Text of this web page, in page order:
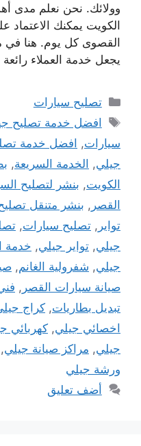
وولائك. نحن نعلم مدى
الكويت يمكنك الاعتماد
القصوى كل يوم. هنا في
يجعل خدمة العملاء
التصنيفات
تصليح سيارات
الوسوم
افضل خدمة تصليح
سيارات, افضل خدمة
جيلي, الخدمة السريعة,
الكويت, بنشر لتصليح
القصر , بنشر متنقل
تواير , تصليح سيارات,
جيلي, تواير جيلي, خدمة
جيلي, شفرولية الغانم,
صيانة سيارات القصر ,
تبديل بطاريات, كراج
اخصائي جيلي, كهربائي
جيلي, مراكز صيانة جيلي,
ورشة جيلي
أضف تعليق